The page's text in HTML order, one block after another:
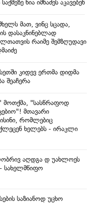
ნია იმნაძეს აკავებენ
მათ, ვინც სცადა,
დასაკნინებლად
რაიმე შემზღუდავი
კიდევ ერთმა დიდმა
შეაჩერა
მოთქმა, "სასწრაფოდ
მთავარი
რომლებიც
ხელებს - ირაკლი
აღდგა დ უახლოეს
სახელმწიფო
საზიანოდ უცხო